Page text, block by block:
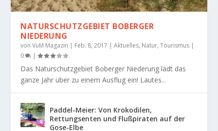
NATURSCHUTZGEBIET BOBERGER
NIEDERUNG
vonVuM Magazin | Feb. 8, 2017 |Aktuelles, Natur,Tourismus |
0
|
Das Naturschutzgebiet Boberger Niederung lädt das
ganze Jahr über zu einem Ausflug ein! Lautes...
Paddel-Meier: Von Krokodilen,
Rettungsenten und Flußpiraten auf der
Gose-Elbe